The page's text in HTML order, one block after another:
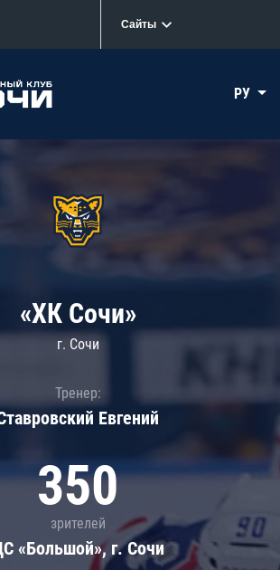
Сайты
РУ
«ХК Сочи»
г. Сочи
Тренер:
Евгений
350
зрителей
«Большой», г. Сочи